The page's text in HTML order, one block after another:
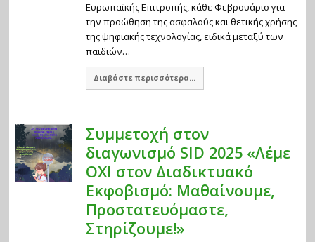
Ευρωπαϊκής Επιτροπής, κάθε Φεβρουάριο για
την προώθηση της ασφαλούς και θετικής χρήσης
της ψηφιακής τεχνολογίας, ειδικά μεταξύ των
παιδιών…
Διαβάστε περισσότερα...
Συμμετοχή στον
διαγωνισμό SID 2025 «Λέμε
ΟΧΙ στον Διαδικτυακό
Εκφοβισμό: Μαθαίνουμε,
Προστατευόμαστε,
Στηρίζουμε!»